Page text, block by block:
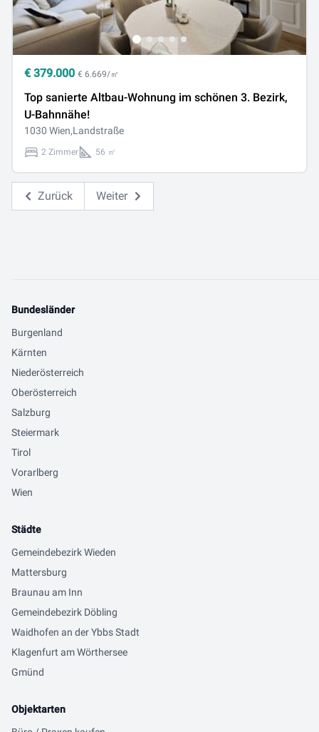
€ 379.000 € 6.669/㎡
Top sanierte Altbau-Wohnung im schönen 3. Bezirk,
U-Bahnnähe!
1030 Wien,Landstraße
2 Zimmer 56 ㎡
Zurück Weiter
Bundesländer
Burgenland
Kärnten
Niederösterreich
Oberösterreich
Salzburg
Steiermark
Tirol
Vorarlberg
Wien
Städte
Gemeindebezirk Wieden
Mattersburg
Braunau am Inn
Gemeindebezirk Döbling
Waidhofen an der Ybbs Stadt
Klagenfurt am Wörthersee
Gmünd
Objektarten